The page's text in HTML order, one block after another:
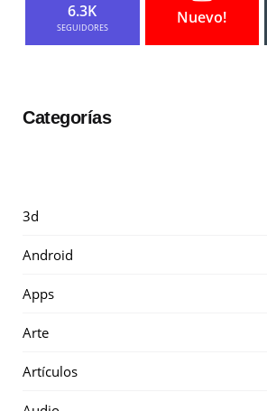
6.3K
SEGUIDORES
Nuevo!
Categorías
3d
Android
Apps
Arte
Artículos